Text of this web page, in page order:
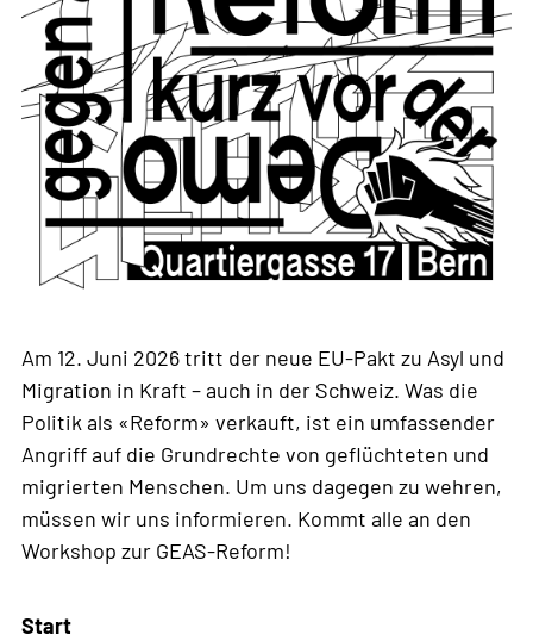
Am 12. Juni 2026 tritt der neue EU-Pakt zu Asyl und
Migration in Kraft – auch in der Schweiz. Was die
Politik als «Reform» verkauft, ist ein umfassender
Angriff auf die Grundrechte von geflüchteten und
migrierten Menschen. Um uns dagegen zu wehren,
müssen wir uns informieren. Kommt alle an den
Workshop zur GEAS-Reform!
Start